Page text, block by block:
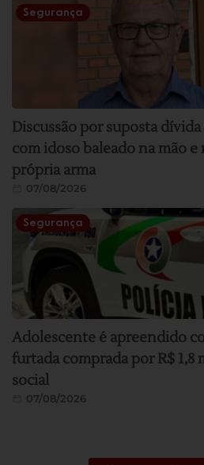
Segurança
Discussão por suposta
com idoso baleado na mão
própria arma
07/08/2026
Segurança
Adolescente é apreendido
furtada comprada por R$ 1,8
social
07/08/2026